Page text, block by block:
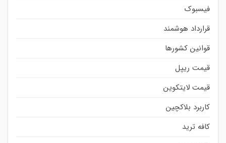
فیسبوک
قرارداد هوشمند
قوانین کشورها
قیمت ریپل
قیمت لایتکوین
کاربرد بلاکچین
کافه ترید